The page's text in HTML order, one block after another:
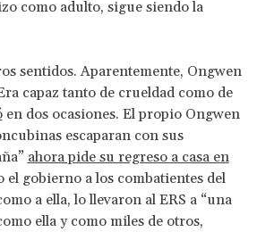
como adulto, sigue siendo la
sentidos. Aparentemente, Ongwen
capaz tanto de crueldad como de
en dos ocasiones. El propio Ongwen
escaparan con sus
ahora pide su regreso a casa en
gobierno a los combatientes del
a ella, lo llevaron al ERS a “una
ella y como miles de otros,